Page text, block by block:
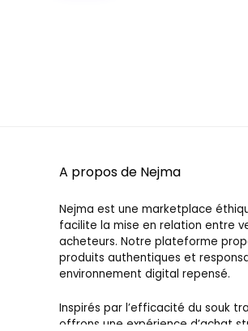
A propos de Nejma
Nejma est une marketplace
facilite la mise en relation entre
acheteurs. Notre plateforme
produits authentiques et
environnement digital repensé.
Inspirés par l’efficacité du souk
offrons une expérience d’achat